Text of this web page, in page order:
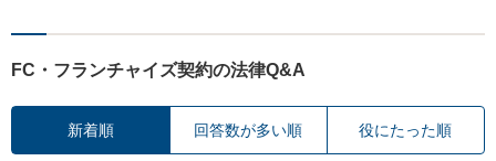
FC・フランチャイズ契約の法律Q&A
新着順 回答数が多い順 役にたった順